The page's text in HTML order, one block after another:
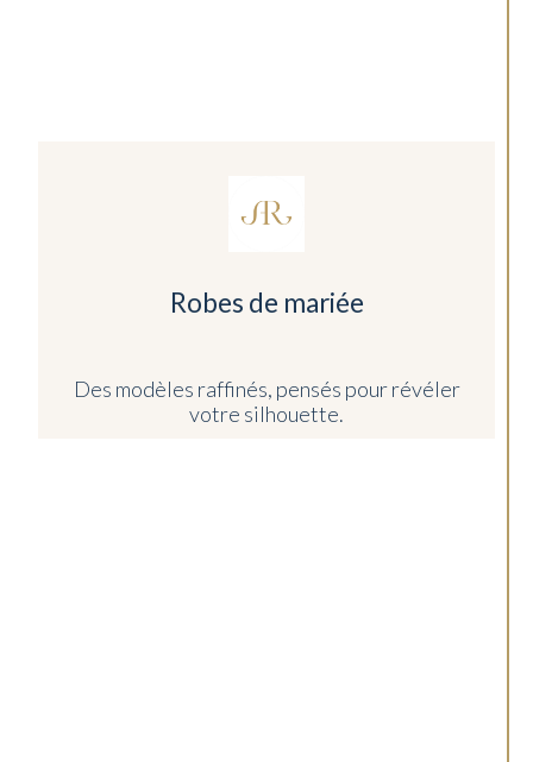
Robes de mariée
Des modèles raffinés, pensés pour révéler
votre silhouette.